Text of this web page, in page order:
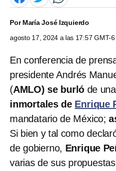
PorMaría José Izquierdo
agosto 17, 2024 a las 17:57 GMT-6
En conferencia de
presidente Andrés
(AMLO) se burló de
inmortales de Enrique
mandatario de México;
Si bien y tal como
de gobierno, Enrique
varias de sus